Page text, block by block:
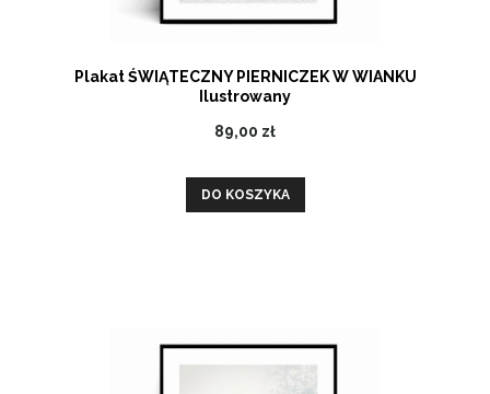
Plakat ŚWIĄTECZNY PIERNICZEK W WIANKU
Ilustrowany
89,00 zł
DO KOSZYKA